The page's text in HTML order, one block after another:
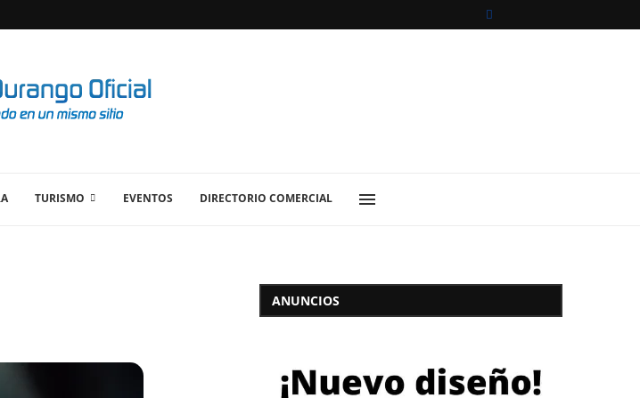
en Durango,...
TURISMO EVENTOS DIRECTORIO COMERCIAL
ANUNCIOS